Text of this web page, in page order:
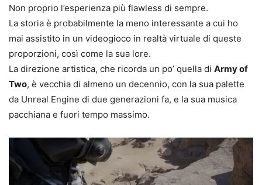
Non proprio l’esperienza più flawless di sempre.
La storia è probabilmente la meno interessante a cui ho
mai assistito in un videogioco in realtà virtuale di queste
proporzioni, così come la sua lore.
La direzione artistica, che ricorda un po’ quella di Army of
Two, è vecchia di almeno un decennio, con la sua palette
da Unreal Engine di due generazioni fa, e la sua musica
pacchiana e fuori tempo massimo.